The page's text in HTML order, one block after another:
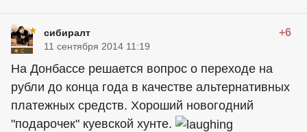
сибиралт +6
11 сентября 2014 11:19
На Донбассе решается вопрос о переходе на
рубли до конца года в качестве альтернативных
платежных средств. Хороший новогодний
"подарочек" куевской хунте.